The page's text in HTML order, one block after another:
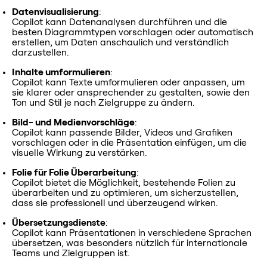
Datenvisualisierung:
Copilot kann Datenanalysen durchführen und die
besten Diagrammtypen vorschlagen oder automatisch
erstellen, um Daten anschaulich und verständlich
darzustellen.
Inhalte umformulieren:
Copilot kann Texte umformulieren oder anpassen, um
sie klarer oder ansprechender zu gestalten, sowie den
Ton und Stil je nach Zielgruppe zu ändern.
Bild- und Medienvorschläge:
Copilot kann passende Bilder, Videos und Grafiken
vorschlagen oder in die Präsentation einfügen, um die
visuelle Wirkung zu verstärken.
Folie für Folie Überarbeitung:
Copilot bietet die Möglichkeit, bestehende Folien zu
überarbeiten und zu optimieren, um sicherzustellen,
dass sie professionell und überzeugend wirken.
Übersetzungsdienste:
Copilot kann Präsentationen in verschiedene Sprachen
übersetzen, was besonders nützlich für internationale
Teams und Zielgruppen ist.